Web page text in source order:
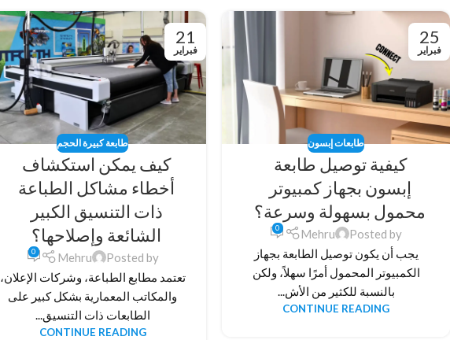
25
فبراير
طابعات إبسون
كيفية توصيل طابعة
إبسون بجهاز كمبيوتر
محمول بسهولة وسرعة؟
Posted by
Mehru
0
يجب أن يكون توصيل الطابعة بجهاز
الكمبيوتر المحمول أمرًا سهلاً، ولكن
بالنسبة للكثير من الأش...
CONTINUE READING
21
فبراير
طابعة كبيرة الحجم
كيف يمكن استكشاف
أخطاء مشاكل الطباعة
ذات التنسيق الكبير
الشائعة وإصلاحها؟
Posted by
Mehru
0
تعتمد مطابع الطباعة، وشركات الإعلان،
والمكاتب المعمارية بشكل كبير على
الطابعات ذات التنسيق...
CONTINUE READING